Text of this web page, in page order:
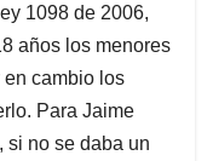
1098 de 2006,
años los menores
cambio los
Para Jaime
si no se daba un